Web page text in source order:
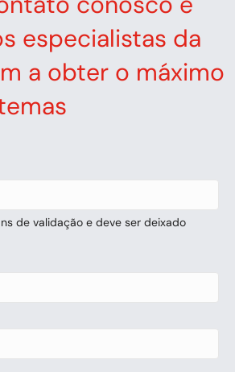
especialistas da
a obter o máximo
de validação e deve ser deixado